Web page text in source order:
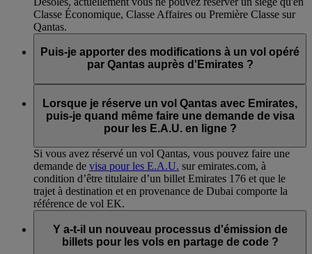
Classe Économique, Classe Affaires ou Première Classe sur
Qantas.
Puis-je apporter des modifications à un vol opéré
par Qantas auprès d'Emirates ?
emirates.com et auprès duService Clients Emirates.
Lorsque je réserve un vol Qantas avec Emirates,
puis-je quand même faire une demande de visa
pour les E.A.U. en ligne ?
Si vous avez réservé un vol Qantas, vous pouvez faire une
demande de visa pour les E.A.U. sur emirates.com, à
condition d’être titulaire d’un billet Emirates 176 et que le
trajet à destination et en provenance de Dubai comporte la
référence de vol EK.
Y a-t-il un nouveau processus d'émission de
billets pour les vols en partage de code ?